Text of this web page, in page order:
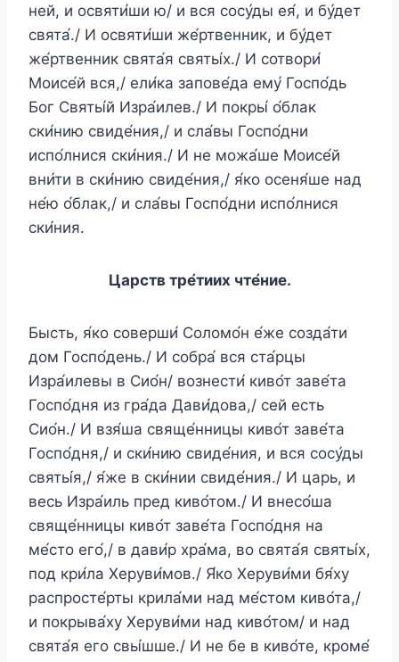
ней, и освяти́ши ю/ и вся сосу́ды ея́, и бу́дет
свята́./ И освяти́ши же́ртвенник, и бу́дет
же́ртвенник свята́я святы́х./ И сотвори́
Моисе́й вся,/ ели́ка запове́да ему́ Госпо́дь
Бог Святы́й Изра́илев./ И покры́ о́блак
ски́нию свиде́ния,/ и сла́вы Госпо́дни
испо́лнися ски́ния./ И не можа́ше Моисе́й
вни́ти в ски́нию свиде́ния,/ я́ко осеня́ше над
не́ю о́блак,/ и сла́вы Госпо́дни испо́лнися
ски́ния.
Царств тре́тиих чте́ние.
Бысть, я́ко соверши́ Соломо́н е́же созда́ти
дом Госпо́день./ И собра́ вся ста́рцы
Изра́илевы в Сио́н/ вознести́ киво́т заве́та
Госпо́дня из гра́да Дави́дова,/ сей есть
Сио́н./ И взя́ша свяще́нницы киво́т заве́та
Госпо́дня,/ и ски́нию свиде́ния, и вся сосу́ды
святы́я,/ я́же в ски́нии свиде́ния./ И царь, и
весь Изра́иль пред киво́том./ И внесо́ша
свяще́нницы киво́т заве́та Госпо́дня на
ме́сто его́,/ в дави́р хра́ма, во свята́я святы́х,
под кри́ла Херуви́мов./ Я́ко Херуви́ми бя́ху
распросте́рты крила́ми над ме́стом киво́та,/
и покрыва́ху Херуви́ми над киво́том/ и над
свята́я его свы́шше./ И не бе в киво́те, кроме́